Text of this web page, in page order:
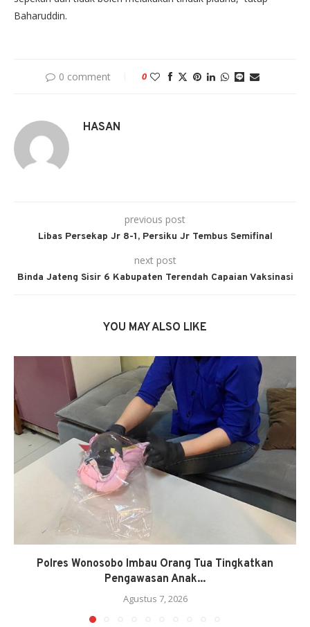
Baharuddin.
0 comment 0
HASAN
previous post
Libas Persekap Jr 8-1, Persiku Jr Tembus Semifinal
next post
Binda Jateng Sisir 6 Kabupaten Terendah Capaian Vaksinasi
YOU MAY ALSO LIKE
Polres Wonosobo Imbau Orang Tua Tingkatkan
Pengawasan Anak...
Agustus 7, 2026